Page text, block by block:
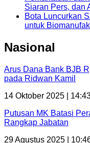
Siaran Pers, dan
Bota Luncurkan
untuk
Nasional
Arus Dana Bank BJB
pada Ridwan Kamil
14 Oktober 2025 |
Putusan MK Batasi
Rangkap Jabatan
29 Agustus 2025 |